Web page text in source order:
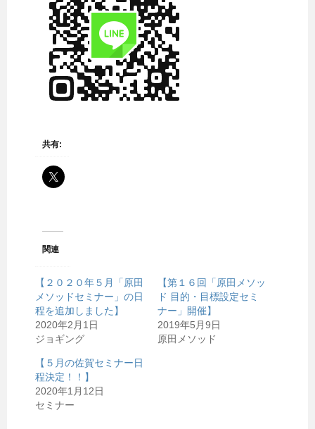
共有:
関連
【２０２０年５月「原田
メソッドセミナー」の日
程を追加しました】
2020年2月1日
ジョギング
【第１６回「原田メソッ
ド 目的・目標設定セミ
ナー」開催】
2019年5月9日
原田メソッド
【５月の佐賀セミナー日
程決定！！】
2020年1月12日
セミナー